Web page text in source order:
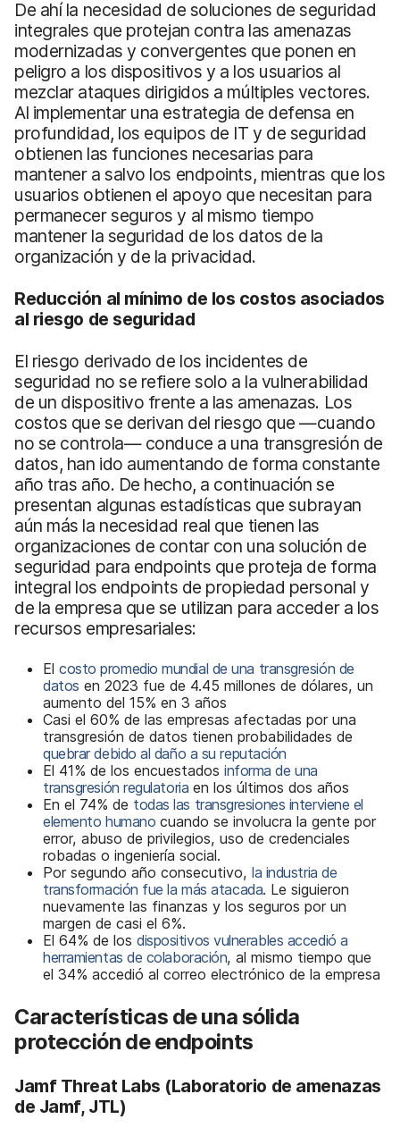
De ahí la necesidad de soluciones de seguridad
integrales que protejan contra las amenazas
modernizadas y convergentes que ponen en
peligro a los dispositivos y a los usuarios al
mezclar ataques dirigidos a múltiples vectores.
Al implementar una estrategia de defensa en
profundidad, los equipos de IT y de seguridad
obtienen las funciones necesarias para
mantener a salvo los endpoints, mientras que los
usuarios obtienen el apoyo que necesitan para
permanecer seguros y al mismo tiempo
mantener la seguridad de los datos de la
organización y de la privacidad.
Reducción al mínimo de los costos asociados
al riesgo de seguridad
El riesgo derivado de los incidentes de
seguridad no se refiere solo a la vulnerabilidad
de un dispositivo frente a las amenazas. Los
costos que se derivan del riesgo que —cuando
no se controla— conduce a una transgresión de
datos, han ido aumentando de forma constante
año tras año. De hecho, a continuación se
presentan algunas estadísticas que subrayan
aún más la necesidad real que tienen las
organizaciones de contar con una solución de
seguridad para endpoints que proteja de forma
integral los endpoints de propiedad personal y
de la empresa que se utilizan para acceder a los
recursos empresariales:
El costo promedio mundial de una transgresión de
datos en 2023 fue de 4.45 millones de dólares, un
aumento del 15% en 3 años
Casi el 60% de las empresas afectadas por una
transgresión de datos tienen probabilidades de
quebrar debido al daño a su reputación
El 41% de los encuestados informa de una
transgresión regulatoria en los últimos dos años
En el 74% de todas las transgresiones interviene el
elemento humano cuando se involucra la gente por
error, abuso de privilegios, uso de credenciales
robadas o ingeniería social.
Por segundo año consecutivo, la industria de
transformación fue la más atacada. Le siguieron
nuevamente las finanzas y los seguros por un
margen de casi el 6%.
El 64% de los dispositivos vulnerables accedió a
herramientas de colaboración, al mismo tiempo que
el 34% accedió al correo electrónico de la empresa
Características de una sólida
protección de endpoints
Jamf Threat Labs (Laboratorio de amenazas
de Jamf, JTL)